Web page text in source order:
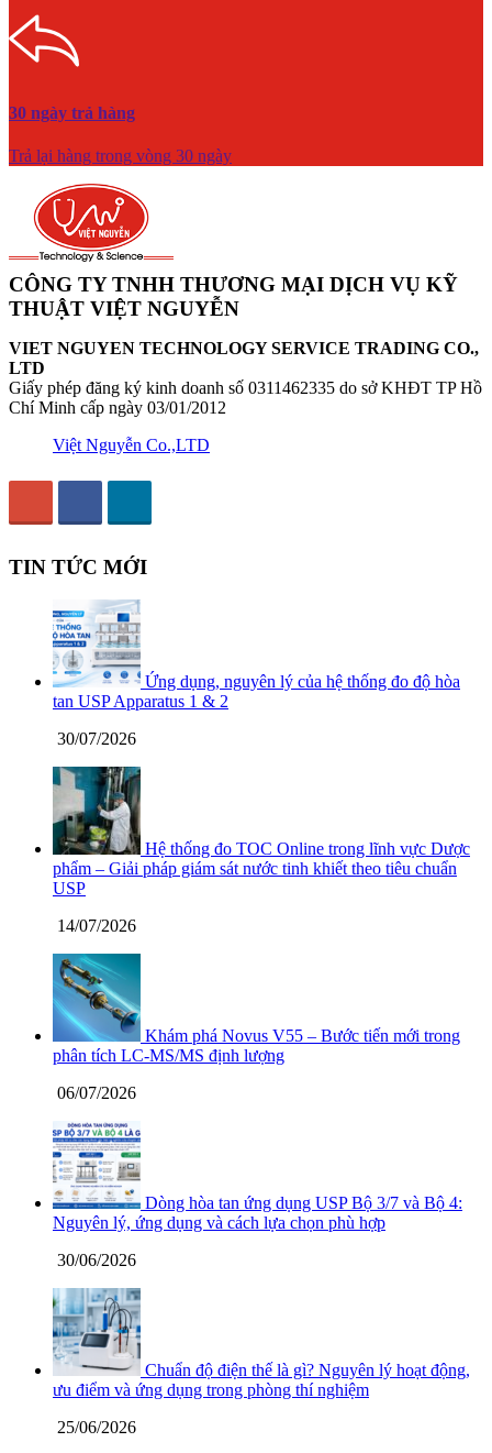
30 ngày trả hàng
Trả lại hàng trong vòng 30 ngày
CÔNG TY TNHH THƯƠNG MẠI DỊCH VỤ KỸ
THUẬT VIỆT NGUYỄN
VIET NGUYEN TECHNOLOGY SERVICE TRADING CO.,
LTD
Giấy phép đăng ký kinh doanh số 0311462335 do sở KHĐT TP Hồ
Chí Minh cấp ngày 03/01/2012
Việt Nguyễn Co.,LTD
TIN TỨC MỚI
Ứng dụng, nguyên lý của hệ thống đo độ hòa
tan USP Apparatus 1 & 2
30/07/2026
Hệ thống đo TOC Online trong lĩnh vực Dược
phẩm – Giải pháp giám sát nước tinh khiết theo tiêu chuẩn
USP
14/07/2026
Khám phá Novus V55 – Bước tiến mới trong
phân tích LC-MS/MS định lượng
06/07/2026
Dòng hòa tan ứng dụng USP Bộ 3/7 và Bộ 4:
Nguyên lý, ứng dụng và cách lựa chọn phù hợp
30/06/2026
Chuẩn độ điện thế là gì? Nguyên lý hoạt động,
ưu điểm và ứng dụng trong phòng thí nghiệm
25/06/2026